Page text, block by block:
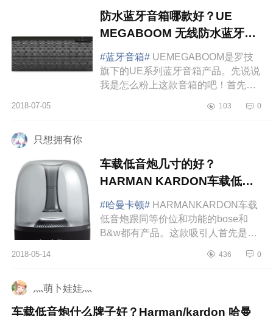
防水蓝牙音箱哪款好？UE
MEGABOOM 无线防水蓝牙音
箱好不好？
#蓝牙音箱# UEMEGABOOM是罗技
旗下的UE系列蓝牙音箱产品。先说说
我是怎么粉上这款音箱的吧！首先是
网上看到这款音箱“onlyatApple”，最
2018-07-05 103 0
只想拥有你
车载低音炮几寸的好？
HARMAN KARDON车载低音
炮多少钱？
#哈曼卡顿# HARMANKARDON车载
低音炮跟同等价位和功能的bose和
B&w都有产品。这款吸引人首先是它
人第一看见还以为是台灯。然后说音
2018-05-14 436 0
灬萌卜娃娃灬
车载低音炮什么牌子好？Harman/kardon 哈曼